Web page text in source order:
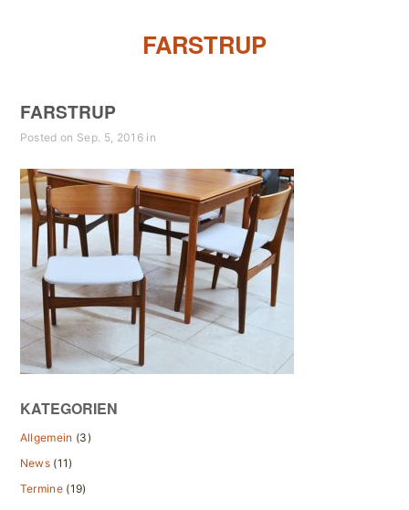
FARSTRUP
FARSTRUP
Posted on Sep. 5, 2016 in
KATEGORIEN
Allgemein (3)
News (11)
Termine (19)